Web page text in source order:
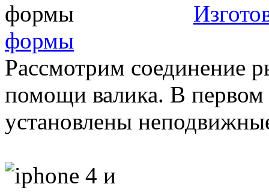
формы
Рассмотрим соединение
помощи валика. В первом
установлены